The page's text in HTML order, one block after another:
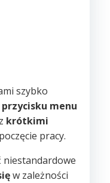
szybko
przycisku menu
krótkimi
pracy.
niestandardowe
w zależności